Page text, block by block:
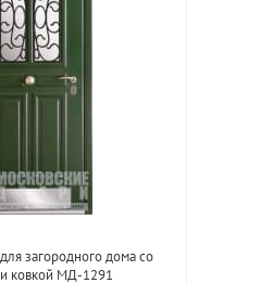
загородного дома со
ковкой МД-1291